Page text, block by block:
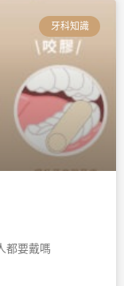
牙科知識
都要戴嗎